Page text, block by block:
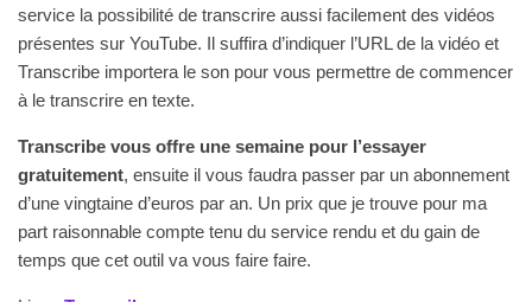
service la possibilité de transcrire aussi facilement des vidéos
présentes sur YouTube. Il suffira d’indiquer l’URL de la vidéo et
Transcribe importera le son pour vous permettre de commencer
à le transcrire en texte.
Transcribe vous offre une semaine pour l’essayer
gratuitement, ensuite il vous faudra passer par un abonnement
d’une vingtaine d’euros par an. Un prix que je trouve pour ma
part raisonnable compte tenu du service rendu et du gain de
temps que cet outil va vous faire faire.